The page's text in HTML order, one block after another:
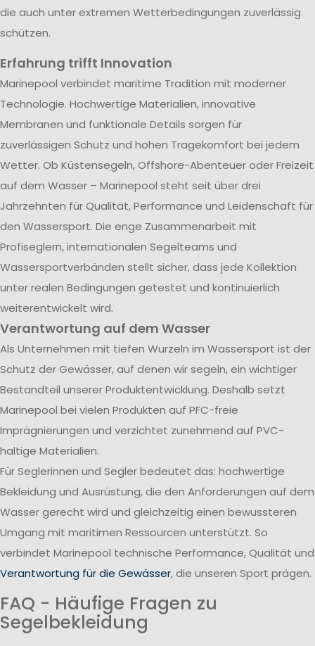
die auch unter extremen Wetterbedingungen zuverlässig
schützen.
Erfahrung trifft Innovation
Marinepool verbindet maritime Tradition mit moderner
Technologie. Hochwertige Materialien, innovative
Membranen und funktionale Details sorgen für
zuverlässigen Schutz und hohen Tragekomfort bei jedem
Wetter. Ob Küstensegeln, Offshore-Abenteuer oder Freizeit
auf dem Wasser – Marinepool steht seit über drei
Jahrzehnten für Qualität, Performance und Leidenschaft für
den Wassersport. Die enge Zusammenarbeit mit
Profiseglern, internationalen Segelteams und
Wassersportverbänden stellt sicher, dass jede Kollektion
unter realen Bedingungen getestet und kontinuierlich
weiterentwickelt wird.
Verantwortung auf dem Wasser
Als Unternehmen mit tiefen Wurzeln im Wassersport ist der
Schutz der Gewässer, auf denen wir segeln, ein wichtiger
Bestandteil unserer Produktentwicklung. Deshalb setzt
Marinepool bei vielen Produkten auf PFC-freie
Imprägnierungen und verzichtet zunehmend auf PVC-
haltige Materialien.
Für Seglerinnen und Segler bedeutet das: hochwertige
Bekleidung und Ausrüstung, die den Anforderungen auf dem
Wasser gerecht wird und gleichzeitig einen bewussteren
Umgang mit maritimen Ressourcen unterstützt. So
verbindet Marinepool technische Performance, Qualität und
Verantwortung für die Gewässer, die unseren Sport prägen.
FAQ - Häufige Fragen zu
Segelbekleidung